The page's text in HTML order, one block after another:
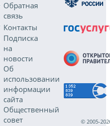
Обратная
связь
Контакты
Подписка
на
новости
Об
использовании
информации
сайта
Общественный
совет
© 2005-